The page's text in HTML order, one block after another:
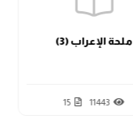
ملحة الإعراب (3)
11443
15